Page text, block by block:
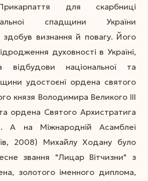
для скарбниці
спадщини України
визнання й повагу. Його
духовності в Україні,
відбудови національної та
удостоєні ордена святого
князя Володимира Великого ІІІ
ордена Святого Архистратига
А на Міжнародній Асамблеї
2008) Михайлу Ходану було
звання "Лицар Вітчизни" з
золотого іменного диплома,